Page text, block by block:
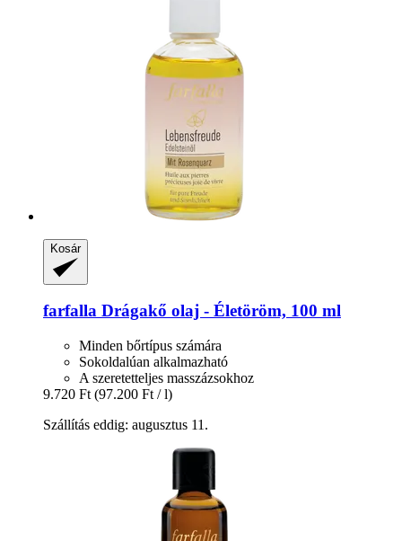
Kosár
farfalla Drágakő olaj -​ Életöröm, 100 ml
Minden bőrtípus számára
Sokoldalúan alkalmazható
A szeretetteljes masszázsokhoz
9.720 Ft (97.200 Ft / l)
Szállítás eddig: augusztus 11.